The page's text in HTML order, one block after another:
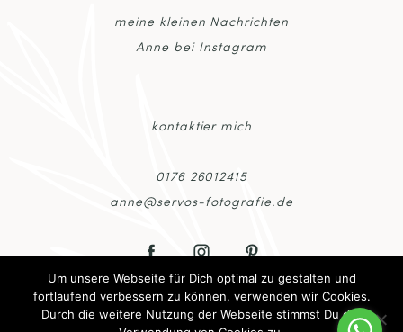
meine kleinen Nachrichten
Anne bei Instagram
kontaktier mich
0176 26012415
anne@servos-fotografie.de
© 2026 Anne Servos Fotografie – Portraitfotografin
Um unsere Webseite für Dich optimal zu gestalten und
fortlaufend verbessern zu können, verwenden wir Cookies.
Durch die weitere Nutzung der Webseite stimmst Du der